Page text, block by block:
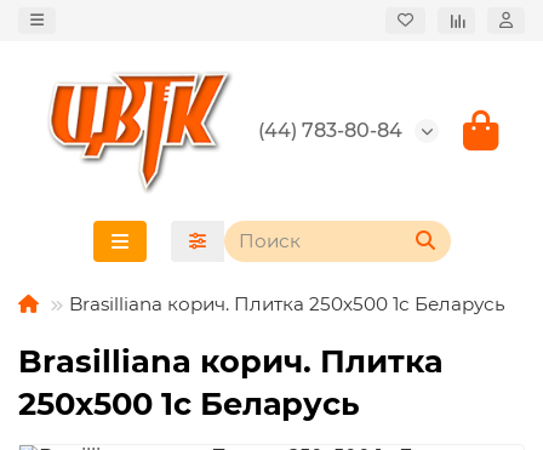
(44) 783-80-84
Brasilliana корич. Плитка 250х500 1с Беларусь
Brasilliana корич. Плитка
250х500 1с Беларусь